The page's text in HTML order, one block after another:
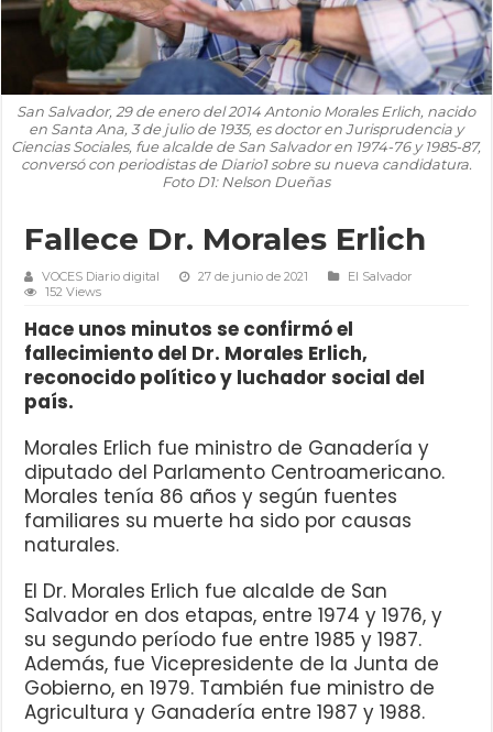
San Salvador, 29 de enero del 2014 Antonio Morales Erlich, nacido
en Santa Ana, 3 de julio de 1935, es doctor en Jurisprudencia y
Ciencias Sociales, fue alcalde de San Salvador en 1974-76 y 1985-87,
conversó con periodistas de Diario1 sobre su nueva candidatura.
Foto D1: Nelson Dueñas
Fallece Dr. Morales Erlich
VOCES Diario digital 27 de junio de 2021
El Salvador
152 Views
Hace unos minutos se confirmó el
fallecimiento del Dr. Morales Erlich,
reconocido político y luchador social del
país.
Morales Erlich fue ministro de Ganadería y
diputado del Parlamento Centroamericano.
Morales tenía 86 años y según fuentes
familiares su muerte ha sido por causas
naturales.
El Dr. Morales Erlich fue alcalde de San
Salvador en dos etapas, entre 1974 y 1976, y
su segundo período fue entre 1985 y 1987.
Además, fue Vicepresidente de la Junta de
Gobierno, en 1979. También fue ministro de
Agricultura y Ganadería entre 1987 y 1988.